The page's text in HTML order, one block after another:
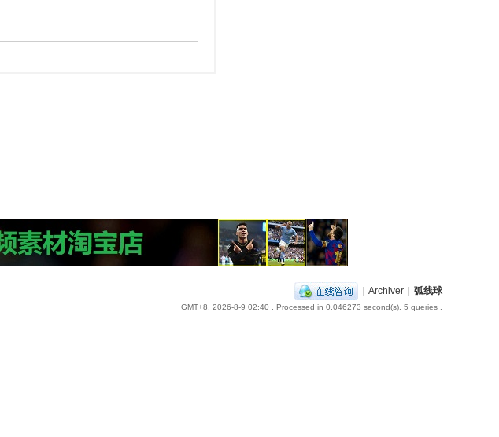
| Archiver | 弧线球
GMT+8, 2026-8-9 02:40 , Processed in 0.046273 second(s), 5 queries .